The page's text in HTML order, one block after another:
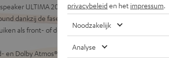
ULTIMA 20 (Mk4) bassreflex-poort voor
dankzij de faseplug
als front- of downfire subwoofer, ook draadloos
en Dolby Atmos®-set, geschikt voor statief, kast of
privacybeleid en het impressum
Noodzakelijk
Analyse